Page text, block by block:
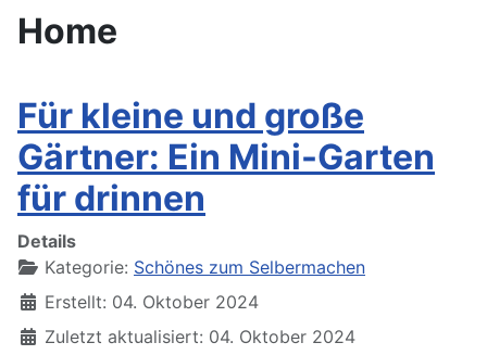
Home
Für kleine und große
Gärtner: Ein Mini-Garten
für drinnen
Details
Kategorie: Schönes zum Selbermachen
Erstellt: 04. Oktober 2024
Zuletzt aktualisiert: 04. Oktober 2024